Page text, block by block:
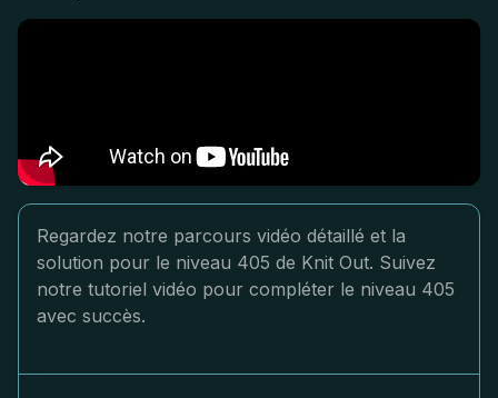
Regardez notre parcours vidéo détaillé et la
solution pour le niveau 405 de Knit Out. Suivez
notre tutoriel vidéo pour compléter le niveau 405
avec succès.